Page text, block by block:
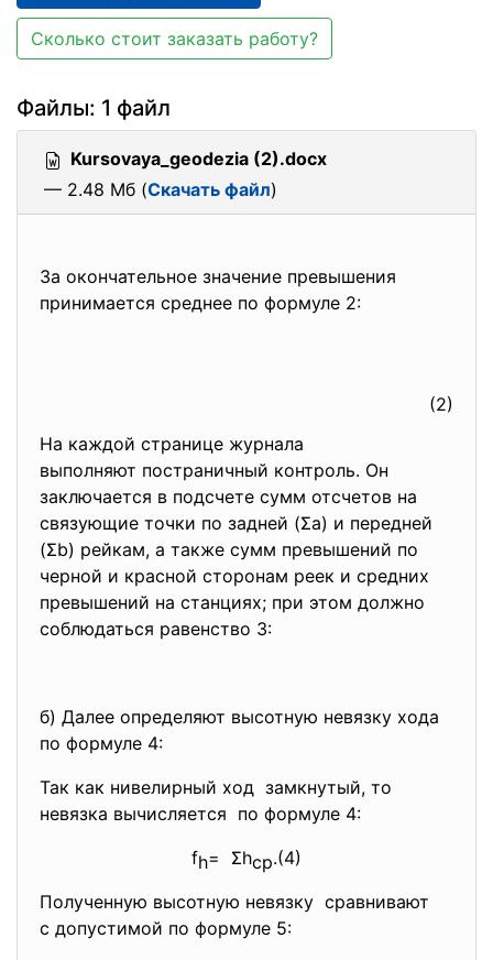
Сколько стоит заказать работу?
Файлы: 1 файл
Kursovaya_geodezia (2).docx
— 2.48 Мб (Скачать файл)
За окончательное значение превышения
принимается среднее по формуле 2:
(2)
На каждой странице журнала
выполняют постраничный контроль. Он
заключается в подсчете сумм отсчетов на
связующие точки по задней (Σа) и передней
(Σb) рейкам, а также сумм превышений по
черной и красной сторонам реек и средних
превышений на станциях; при этом должно
соблюдаться равенство 3:
б) Далее определяют высотную невязку хода
по формуле 4:
Так как нивелирный ход замкнутый, то
невязка вычисляется по формуле 4:
fh= Σhср.(4)
Полученную высотную невязку сравнивают
с допустимой по формуле 5: